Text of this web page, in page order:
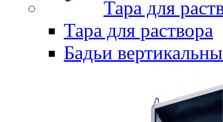
Тара для
Тара для раствора
Бадьи